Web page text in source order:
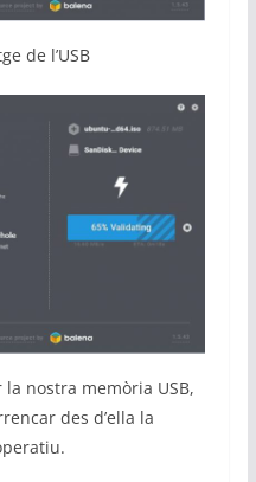
de l’USB
nostra memòria USB,
des d’ella la